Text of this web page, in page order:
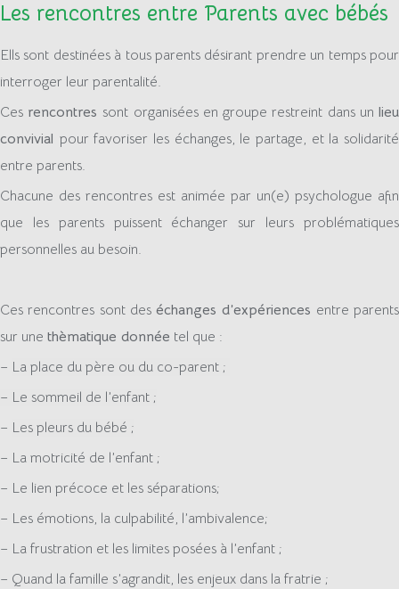
Les rencontres entre Parents avec bébés
Ells sont destinées à tous parents désirant prendre un temps pour
interroger leur parentalité.
Ces rencontres sont organisées en groupe restreint dans unlieu
convivial pour favoriser les échanges, le partage, et la solidarité
entre parents.
Chacune des rencontres est animée par un(e) psychologue afin
que les parents puissent échanger sur leurs problématiques
personnelles au besoin.
Ces rencontres sont deséchanges d’expériences entre parents
sur une thèmatique donnée tel que :
– La place du père ou du co-parent ;
– Le sommeil de l’enfant ;
– Les pleurs du bébé ;
– La motricité de l’enfant ;
– Le lien précoce et les séparations;
– Les émotions, la culpabilité, l’ambivalence;
– La frustration et les limites posées à l’enfant ;
– Quand la famille s’agrandit, les enjeux dans la fratrie ;